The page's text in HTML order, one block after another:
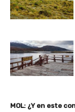
MOL: ¿Y en este